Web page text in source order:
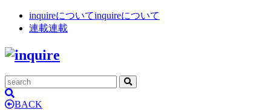
inquireについてinquireについて
連載連載
BACK